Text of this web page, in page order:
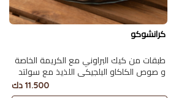
كرانشوكو
طبقات من كيك البراوني مع الكريمة الخاصة
و صوص الكاكاو البلجيكي اللذيذ مع سولتد
11.500 دك